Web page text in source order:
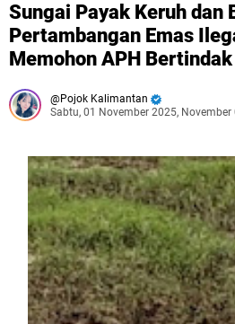
Sungai Payak Keruh dan
Pertambangan Emas
Memohon APH Bertindak
Pojok Kalimantan
Sabtu, 01 November 2025, November